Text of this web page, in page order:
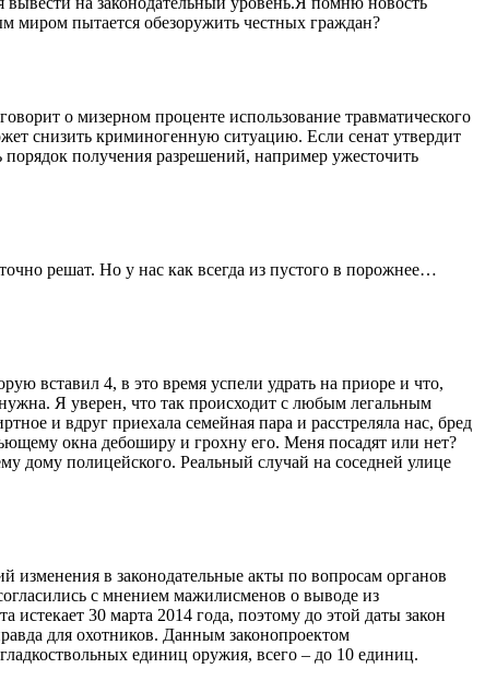
пытается обезоружить честных граждан?
о мизерном проценте использование травматического
снизить криминогенную ситуацию. Если сенат утвердит
порядок получения разрешений, например ужесточить
решат. Но у нас как всегда из пустого в порожнее…
вставил 4, в это время успели удрать на приоре и что,
Я уверен, что так происходит с любым легальным
и вдруг приехала семейная пара и расстреляла нас, бред
окна дебоширу и грохну его. Меня посадят или нет?
дому полицейского. Реальный случай на соседней улице
в законодательные акты по вопросам органов
с мнением мажилисменов о выводе из
30 марта 2014 года, поэтому до этой даты закон
для охотников. Данным законопроектом
единиц оружия, всего – до 10 единиц.